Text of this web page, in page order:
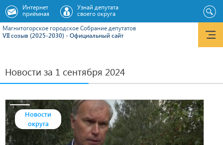
Магнитогорское городское Cобрание депутатов
VII созыв (2025-2030) - Официальный сайт
Интернет
приёмная
Узнай депутата
своего округа
Новости за 1 сентября 2024
Новости
округа